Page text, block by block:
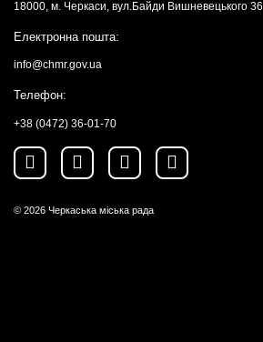
18000, м. Черкаси, вул.Байди Вишневецького 36
Електронна пошта:
info@chmr.gov.ua
Телефон:
+38 (0472) 36-01-70
© 2026 Черкаська міська рада